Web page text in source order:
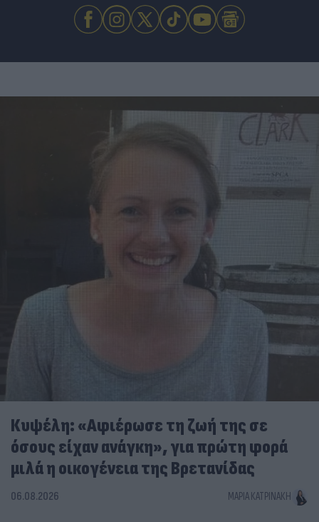
Κυψέλη: «Αφιέρωσε τη ζωή της σε
όσους είχαν ανάγκη», για πρώτη φορά
μιλά η οικογένεια της Βρετανίδας
06.08.2026 ΜΑΡΊΑ ΚΑΤΡΙΝΆΚΗ